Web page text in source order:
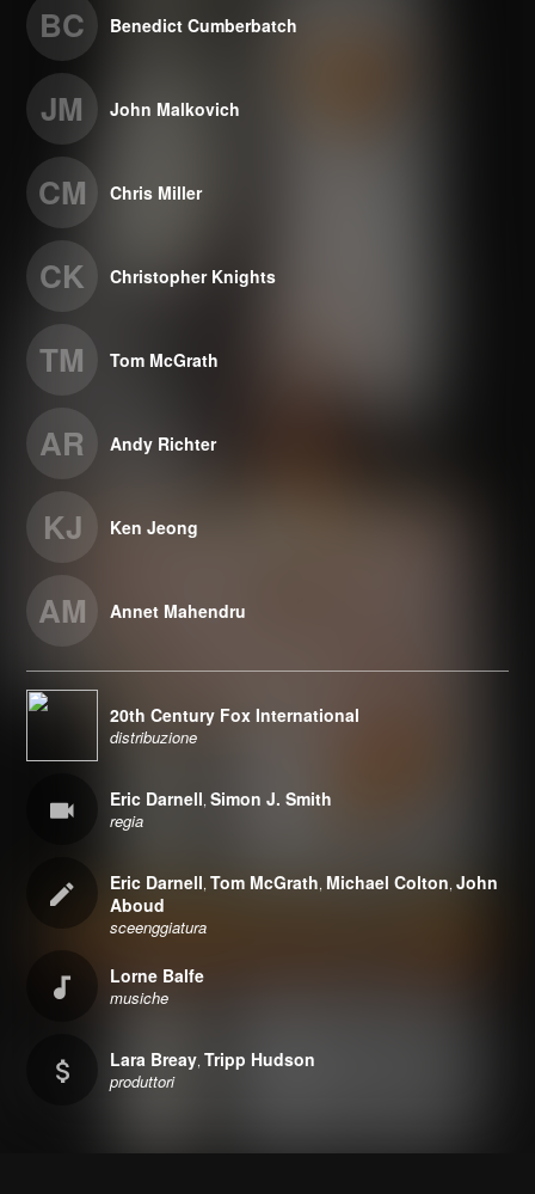
BC Benedict Cumberbatch
JM John Malkovich
CM Chris Miller
CK Christopher Knights
TM Tom McGrath
AR Andy Richter
KJ Ken Jeong
AM Annet Mahendru
20th Century Fox International
distribuzione
Eric Darnell,Simon J. Smith
regia
Eric Darnell,Tom McGrath, Michael Colton,John
Aboud
sceenggiatura
Lorne Balfe
musiche
Lara Breay,Tripp Hudson
produttori